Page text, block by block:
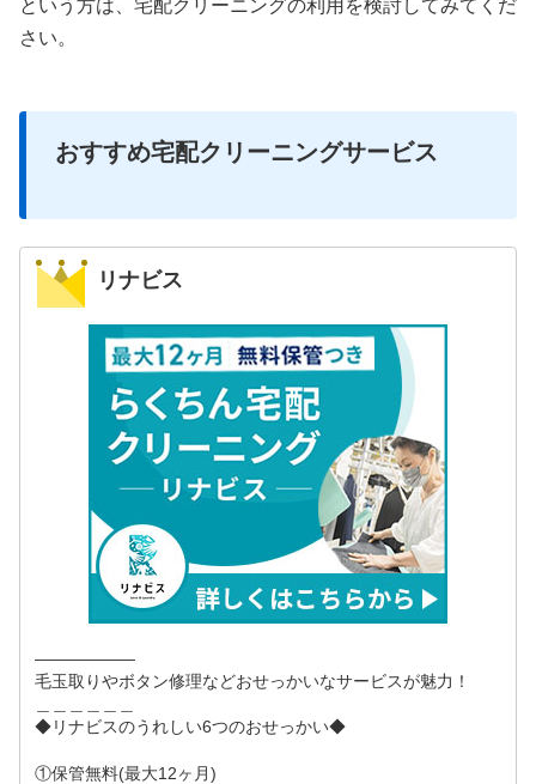
という方は、宅配クリーニングの利用を検討してみてくだ
さい。
おすすめ宅配クリーニングサービス
リナビス
――――――
毛玉取りやボタン修理などおせっかいなサービスが魅力！
◆リナビスのうれしい6つのおせっかい◆
①保管無料(最大12ヶ月)